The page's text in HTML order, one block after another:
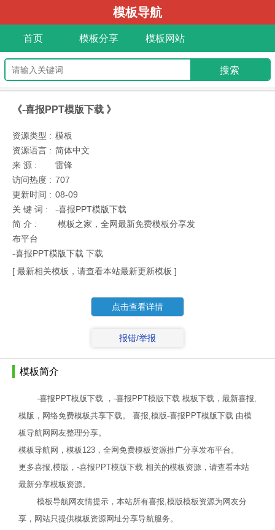
模板导航
首页 模板分享 模板网站
《-喜报PPT模版下载 》
资源类型 : 模板
资源语言 : 简体中文
来 源 :
雷锋
访问热度 : 707
更新时间 : 08-09
关 键 词 :
-喜报PPT模版下载
简 介 :
模板之家，全网最新免费模板分享发
布平台
-喜报PPT模版下载 下载
[ 最新相关模板，请查看本站最新更新模板 ]
点击查看详情
报错/举报
模板简介
-喜报PPT模版下载 ，-喜报PPT模版下载 模板下载，最新喜报,
模版，网络免费模板共享下载。 喜报,模版-喜报PPT模版下载 由模
板导航网网友整理分享。
模板导航网，模板123，全网免费模板资源推广分享发布平台。
更多喜报,模版，-喜报PPT模版下载 相关的模板资源，请查看本站
最新分享模板资源。
模板导航网友情提示，本站所有喜报,模版模板资源为网友分
享，网站只提供模板资源网址分享导航服务。